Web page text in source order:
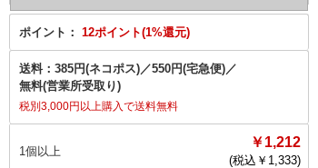
ポイント： 12ポイント(1%還元)
送料： 385円(ネコポス)／550円(宅急便)／
無料(営業所受取り)
税別3,000円以上購入で送料無料
1個以上
￥1,212
(税込￥ 1,333)